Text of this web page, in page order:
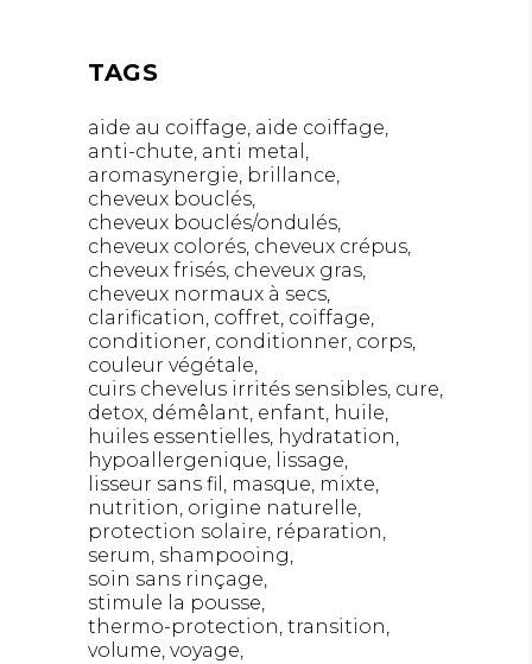
VOLUME
TAGS
aide au coiffage aide coiffage
anti-chute anti metal
aromasynergie brillance
cheveux bouclés
cheveux bouclés/ondulés
cheveux colorés cheveux crépus
cheveux frisés cheveux gras
cheveux normaux à secs
clarification coffret coiffage
conditioner conditionner corps
couleur végétale
cuirs chevelus irrités sensibles cure
detox démêlant enfant huile
huiles essentielles hydratation
hypoallergenique
lissage
lisseur sans fil
masque mixte
nutrition origine naturelle
protection solaire réparation
serum shampooing
soin sans rinçage
stimule la pousse
thermo-protection transition
volume voyage